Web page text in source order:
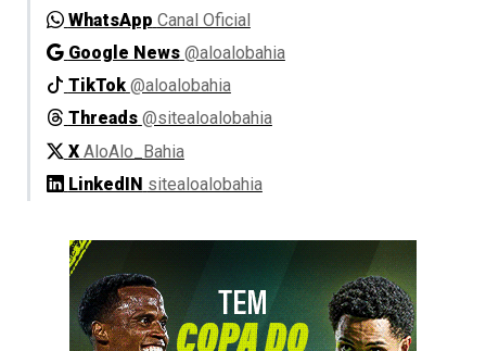
WhatsApp Canal Oficial
Google News @aloalobahia
TikTok @aloalobahia
Threads @sitealoalobahia
X AloAlo_Bahia
LinkedIN sitealoalobahia